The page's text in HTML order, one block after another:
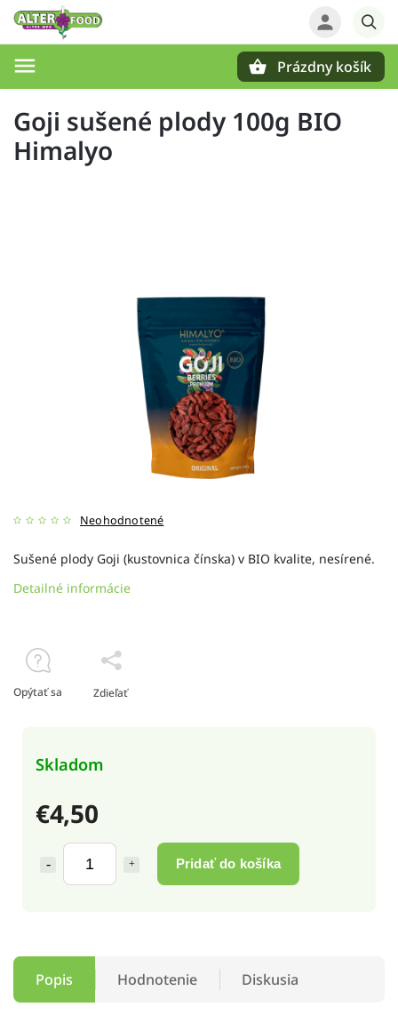
Prázdny košík
Goji sušené plody 100g BIO
Himalyo
Neohodnotené
€4,50
Pridať do košíka
Skladom
Sušené plody Goji (kustovnica čínska) v BIO kvalite, nesírené.
Detailné informácie
Opýtať sa Zdieľať
Popis Hodnotenie Diskusia